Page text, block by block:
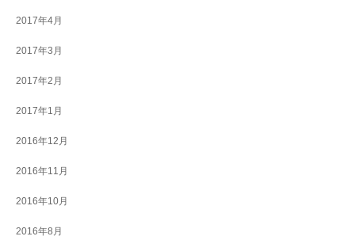
2017年4月
2017年3月
2017年2月
2017年1月
2016年12月
2016年11月
2016年10月
2016年8月